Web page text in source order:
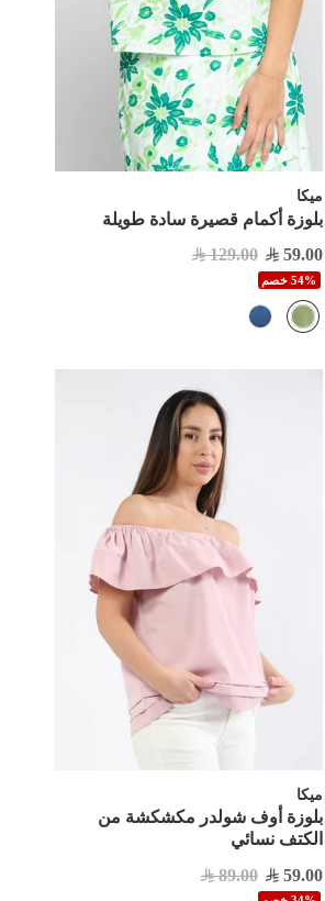
ميكا
بلوزة أكمام قصيرة سادة طويلة
59.00
129.00
54% خصم
ميكا
بلوزة أوف شولدر مكشكشة من
الكتف نسائي
59.00
89.00